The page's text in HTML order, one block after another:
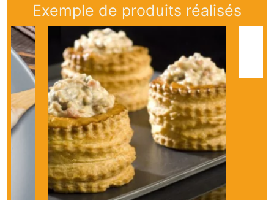
Exemple de produits réalisés